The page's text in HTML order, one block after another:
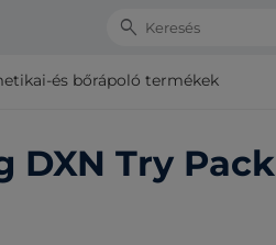
Search
és bőrápoló termékek
DXN Try Pack